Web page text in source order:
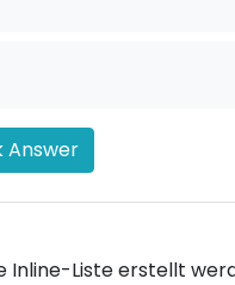
Answer
Inline-Liste erstellt